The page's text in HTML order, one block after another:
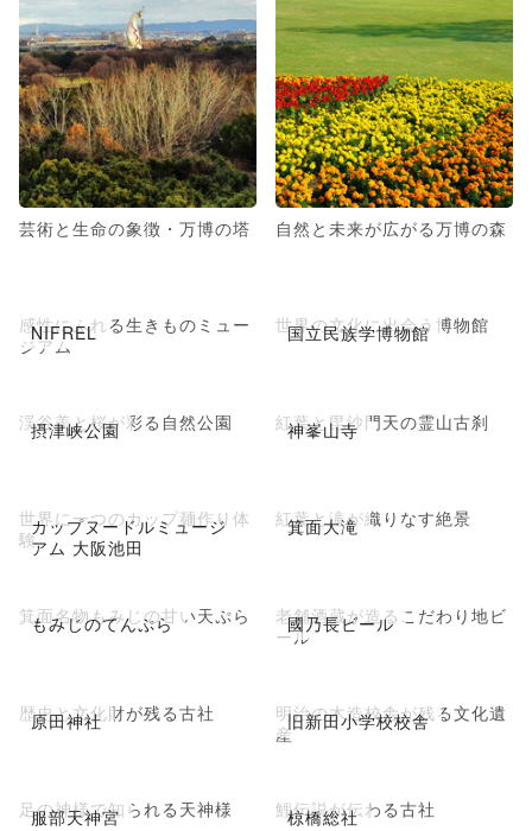
芸術と生命の象徴・万博の塔 自然と未来が広がる万博の森
NIFREL
感性にふれる生きものミュー
ジアム
国立民族学博物館
世界の文化に出会う博物館
摂津峡公園
渓谷美と桜が彩る自然公園 神峯山寺
紅葉と毘沙門天の霊山古刹
カップヌードルミュージ
アム 大阪池田
世界に一つのカップ麺作り体
験
箕面大滝
紅葉と滝が織りなす絶景
もみじのてんぷら
箕面名物もみじの甘い天ぷら 國乃長ビール
老舗酒蔵が造るこだわり地ビ
ール
原田神社
歴史と文化財が残る古社 旧新田小学校校舎
明治の木造校舎が残る文化遺
産
服部天神宮
足の神様で知られる天神様 椋橋総社
鯉伝説が伝わる古社